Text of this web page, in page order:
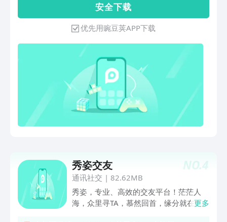
神奇之处，是在虚拟社交关系中培育一种
自我表达的“真实性”。在这里，不用面对
现实社交中的压力，大家因兴趣相聚，自
由地敞开心扉，真实地表达、展示兴趣、
分享生活，一起体验形形色色的多元玩
法，结识更多趣味好友，甚至找到知己。
功能介绍：灵魂鉴定-基于性格、三观的
测试，帮你找到心灵共鸣的默契灵魂3D
捏脸-自己动手设计3D头像，创造一个独
特的全新自己3D星球-在这里开始探索，
发现身边有趣的灵魂即时互动-使用匹
懂你的人狼人杀-年轻人都爱玩的狼人
杀！边玩边认识兴趣相投的新朋友异世界
回响-打破次元壁，和喜欢的虚拟伙伴聊
个不停AI苟蛋-可爱的人工智能聊天机器
人，随时逗你开心使用场景：-无压力表
安 全 下 载
优先用豌豆荚APP下载
NO.4
秀姿交友
通讯社交 | 82.62MB
秀姿，专业、高效的交友平台！茫茫人
海，众里寻TA，慕然回首，缘分就在眼更多